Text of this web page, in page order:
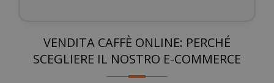
VENDITA CAFFÈ ONLINE: PERCHÉ
SCEGLIERE IL NOSTRO E-COMMERCE
product_data_storage Adobe Inc.